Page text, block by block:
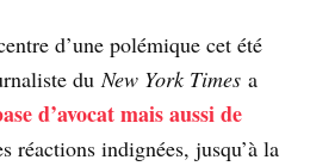
d’une polémique cet été
duNew York Times a
d’avocat mais aussi de
réactions indignées, jusqu’à la